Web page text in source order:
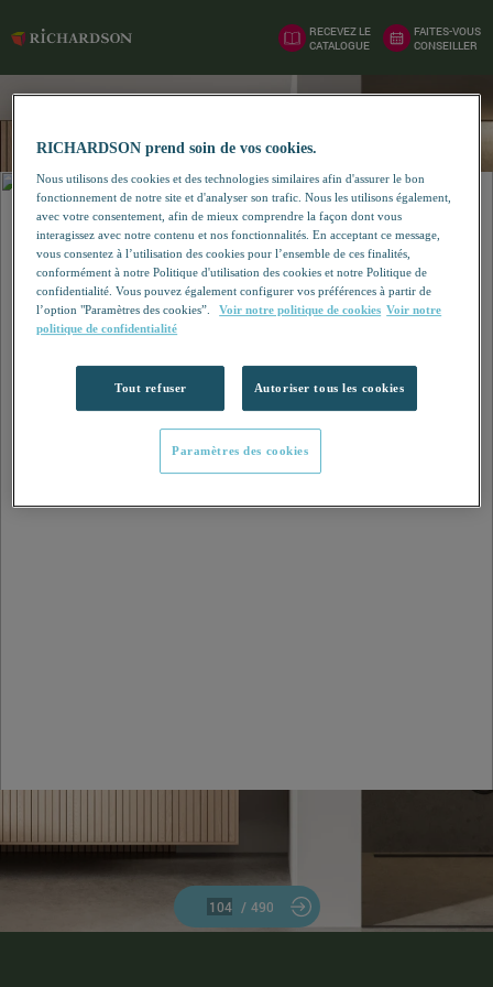
RECEVEZ LE
CATALOGUE
FAITES-VOUS
CONSEILLER
/ 490
RICHARDSON prend soin de vos cookies.
Nous utilisons des cookies et des technologies similaires afin d'assurer le bon
fonctionnement de notre site et d'analyser son trafic. Nous les utilisons également,
avec votre consentement, afin de mieux comprendre la façon dont vous
interagissez avec notre contenu et nos fonctionnalités. En acceptant ce message,
vous consentez à l’utilisation des cookies pour l’ensemble de ces finalités,
conformément à notre Politique d'utilisation des cookies et notre Politique de
confidentialité. Vous pouvez également configurer vos préférences à partir de
l’option "Paramètres des cookies”.
Voir notre politique de cookies Voir notre
politique de confidentialité
Tout refuser Autoriser tous les cookies
Paramètres des cookies